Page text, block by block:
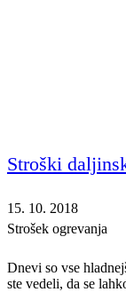
Stroški
15. 10. 2018
Strošek ogrevanja
Dnevi so vse
ste vedeli, da se